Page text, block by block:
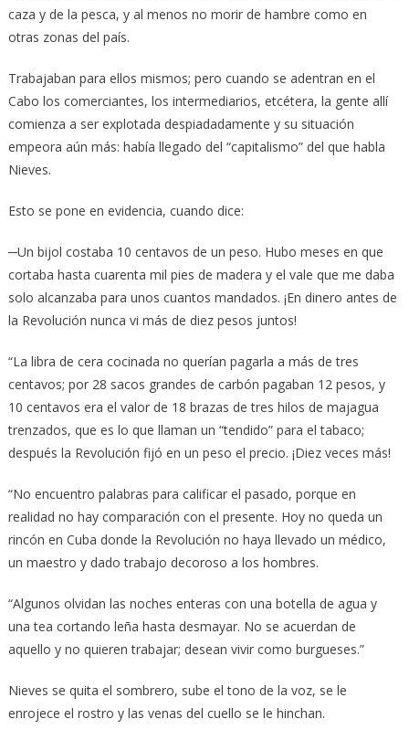
caza y de la pesca, y al menos no morir de hambre como en
otras zonas del país.
Trabajaban para ellos mismos; pero cuando se adentran en el
Cabo los comerciantes, los intermediarios, etcétera, la gente allí
comienza a ser explotada despiadadamente y su situación
empeora aún más: había llegado del “capitalismo” del que habla
Nieves.
Esto se pone en evidencia, cuando dice:
─Un bijol costaba 10 centavos de un peso. Hubo meses en que
cortaba hasta cuarenta mil pies de madera y el vale que me daba
solo alcanzaba para unos cuantos mandados. ¡En dinero antes de
la Revolución nunca vi más de diez pesos juntos!
“La libra de cera cocinada no querían pagarla a más de tres
centavos; por 28 sacos grandes de carbón pagaban 12 pesos, y
10 centavos era el valor de 18 brazas de tres hilos de majagua
trenzados, que es lo que llaman un “tendido” para el tabaco;
después la Revolución fijó en un peso el precio. ¡Diez veces más!
“No encuentro palabras para calificar el pasado, porque en
realidad no hay comparación con el presente. Hoy no queda un
rincón en Cuba donde la Revolución no haya llevado un médico,
un maestro y dado trabajo decoroso a los hombres.
“Algunos olvidan las noches enteras con una botella de agua y
una tea cortando leña hasta desmayar. No se acuerdan de
aquello y no quieren trabajar; desean vivir como burgueses.”
Nieves se quita el sombrero, sube el tono de la voz, se le
enrojece el rostro y las venas del cuello se le hinchan.